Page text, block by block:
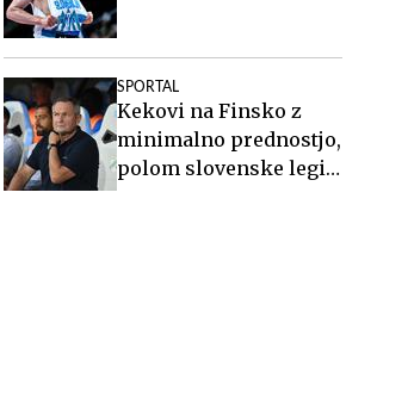
SPORTAL
Kekovi na Finsko z
minimalno prednostjo,
polom slovenske legije